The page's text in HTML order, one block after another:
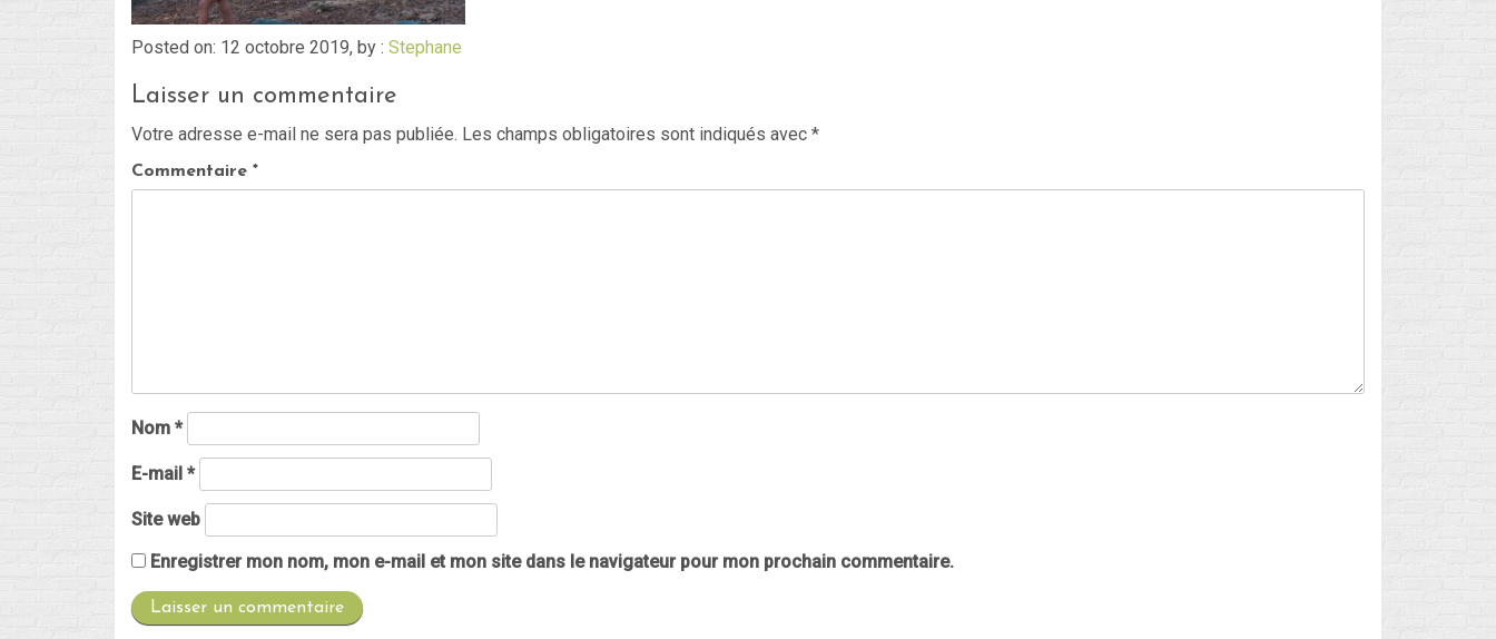
Posted on: 12 octobre 2019, by : Stephane
Laisser un commentaire
Votre adresse e-mail ne sera pas publiée. Les champs obligatoires sont indiqués avec *
Commentaire *
Nom *
E-mail *
Site web
Enregistrer mon nom, mon e-mail et mon site dans le navigateur pour mon prochain commentaire.